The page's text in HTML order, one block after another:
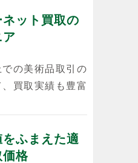
ット買取の
ア
の美術品取引の
買取実績も豊富
ふまえた適
価格